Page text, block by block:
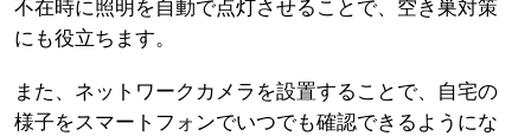
不在時に照明を自動で点灯させることで、空き巣対策
にも役立ちます。
また、ネットワークカメラを設置することで、自宅の
様子をスマートフォンでいつでも確認できるようにな